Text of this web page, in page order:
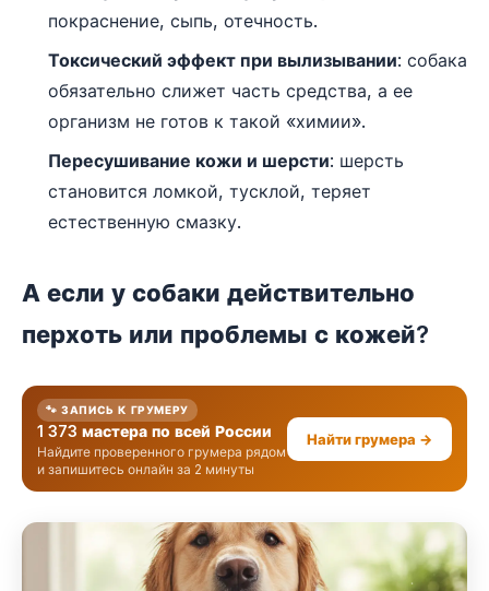
покраснение, сыпь, отечность.
Токсический эффект при вылизывании: собака
обязательно слижет часть средства, а ее
организм не готов к такой «химии».
Пересушивание кожи и шерсти: шерсть
становится ломкой, тусклой, теряет
естественную смазку.
А если у собаки действительно
перхоть или проблемы с кожей?
🐾 ЗАПИСЬ К ГРУМЕРУ
1 373 мастера по всей России
Найдите проверенного грумера рядом
и запишитесь онлайн за 2 минуты
Найти грумера →